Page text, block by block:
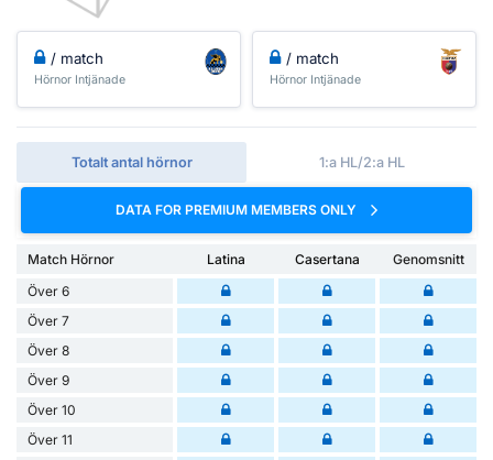
/ match
Hörnor Intjänade
/ match
Hörnor Intjänade
Totalt antal hörnor 1:a HL/2:a HL
DATA FOR PREMIUM MEMBERS ONLY
Match Hörnor Latina Casertana
Genomsnitt
Över 6
Över 7
Över 8
Över 9
Över 10
Över 11